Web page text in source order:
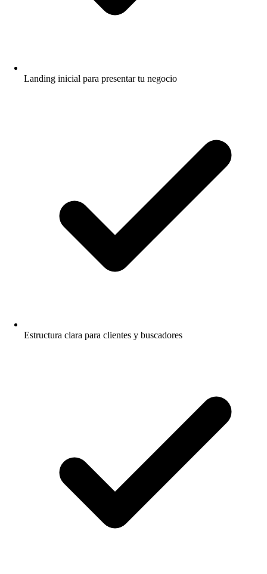
Landing inicial para presentar tu negocio
Estructura clara para clientes y buscadores